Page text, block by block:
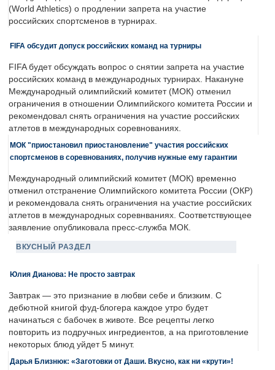
(World Athletics) о продлении запрета на участие
российских спортсменов в турнирах.
FIFA обсудит допуск российских команд на турниры
FIFA будет обсуждать вопрос о снятии запрета на участие
российских команд в международных турнирах. Накануне
Международный олимпийский комитет (МОК) отменил
ограничения в отношении Олимпийского комитета России и
рекомендовал снять ограничения на участие российских
атлетов в международных соревнованиях.
МОК "приостановил приостановление" участия российских
спортсменов в соревнованиях, получив нужные ему гарантии
Международный олимпийский комитет (МОК) временно
отменил отстранение Олимпийского комитета России (ОКР)
и рекомендовала снять ограничения на участие российских
атлетов в международных соревнваниях. Соответствующее
заявление опубликовала пресс-служба МОК.
ВКУСНЫЙ РАЗДЕЛ
Юлия Дианова: Не просто завтрак
Завтрак — это признание в любви себе и близким. С
дебютной книгой фуд-блогера каждое утро будет
начинаться с бабочек в животе. Все рецепты легко
повторить из подручных ингредиентов, а на приготовление
некоторых блюд уйдет 5 минут.
Дарья Близнюк: «Заготовки от Даши. Вкусно, как ни «крути»!